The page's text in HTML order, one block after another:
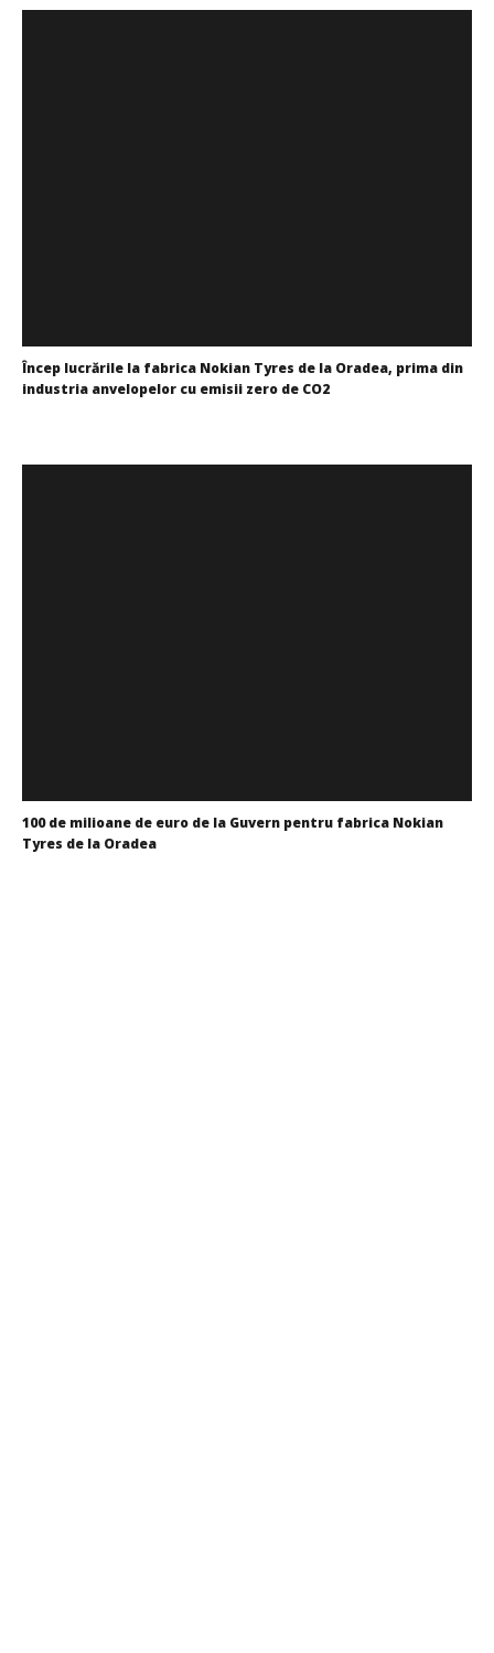
Încep lucrările la fabrica Nokian Tyres de la Oradea, prima din
industria anvelopelor cu emisii zero de CO2
100 de milioane de euro de la Guvern pentru fabrica Nokian
Tyres de la Oradea